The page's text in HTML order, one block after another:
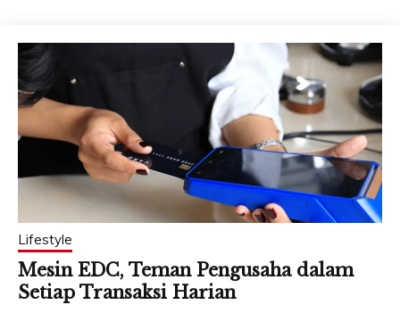
Lifestyle
Mesin EDC, Teman Pengusaha dalam
Setiap Transaksi Harian